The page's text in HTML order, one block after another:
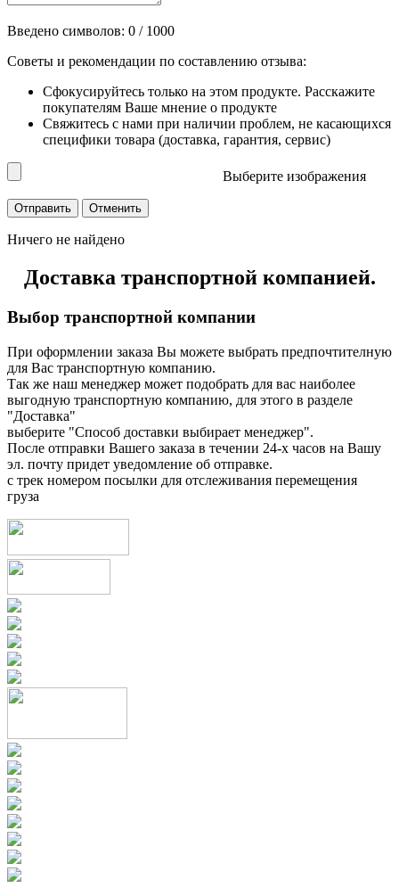
Введено символов: 0 / 1000
Советы и рекомендации по составлению отзыва:
Сфокусируйтесь только на этом продукте. Расскажите
покупателям Ваше мнение о продукте
Свяжитесь с нами при наличии проблем, не касающихся
специфики товара (доставка, гарантия, сервис)
Выберите изображения
Ничего не найдено
Доставка транспортной компанией.
Выбор транспортной компании
При оформлении заказа Вы можете выбрать предпочтителную
для Вас транспортную компанию.
Так же наш менеджер может подобрать для вас наиболее
выгодную транспортную компанию, для этого в разделе
"Доставка"
выберите "Способ доставки выбирает менеджер".
После отправки Вашего заказа в течении 24-х часов на Вашу
эл. почту придет уведомление об отправке.
с трек номером посылки для отслеживания перемещения
груза